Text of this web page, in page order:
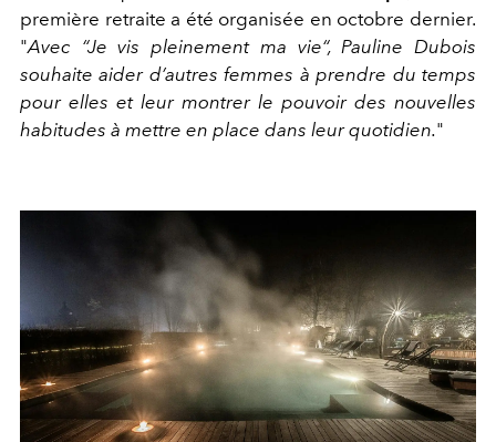
première retraite a été organisée en octobre dernier.
"Avec “Je vis pleinement ma vie“, Pauline Dubois
souhaite aider d’autres femmes à prendre du temps
pour elles et leur montrer le pouvoir des nouvelles
habitudes à mettre en place dans leur quotidien."